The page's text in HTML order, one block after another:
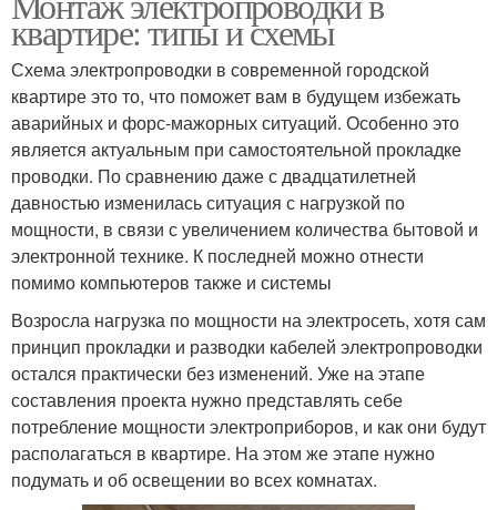
квартире: типы и схемы
Схема электропроводки в современной городской
квартире это то, что поможет вам в будущем избежать
аварийных и форс-мажорных ситуаций. Особенно это
является актуальным при самостоятельной прокладке
проводки. По сравнению даже с двадцатилетней
давностью изменилась ситуация с нагрузкой по
мощности, в связи с увеличением количества бытовой и
электронной технике. К последней можно отнести
помимо компьютеров также и системы
Возросла нагрузка по мощности на электросеть, хотя сам
принцип прокладки и разводки кабелей электропроводки
остался практически без изменений. Уже на этапе
составления проекта нужно представлять себе
потребление мощности электроприборов, и как они будут
располагаться в квартире. На этом же этапе нужно
подумать и об освещении во всех комнатах.